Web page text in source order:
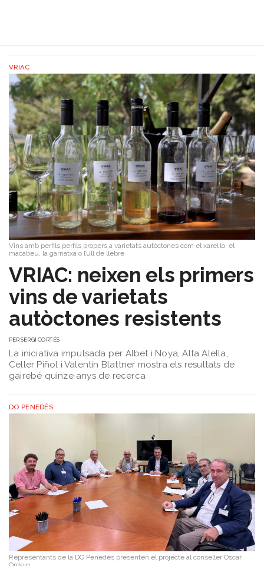
VRIAC
Vins amb perfils perfils propers a varietats autòctones com el xarel·lo, el
macabeu, la garnatxa o l’ull de llebre
VRIAC: neixen els primers
vins de varietats
autòctones resistents
PERSERGI CORTÉS
La iniciativa impulsada per Albet i Noya, Alta Alella,
Celler Piñol i Valentin Blattner mostra els resultats de
gairebé quinze anys de recerca
DO PENEDÈS
Representants de la DO Penedès presenten el projecte al conseller Òscar